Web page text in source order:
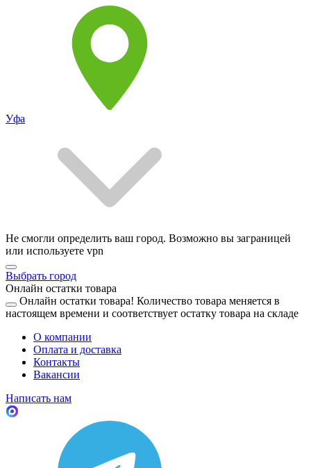
Уфа
Не смогли определить ваш город. Возможно вы заграницей
или используете vpn
Выбрать город
Онлайн остатки товара
Онлайн остатки товара! Количество товара меняется в
настоящем времени и соответствует остатку товара на складе
О компании
Оплата и доставка
Контакты
Вакансии
Написать нам